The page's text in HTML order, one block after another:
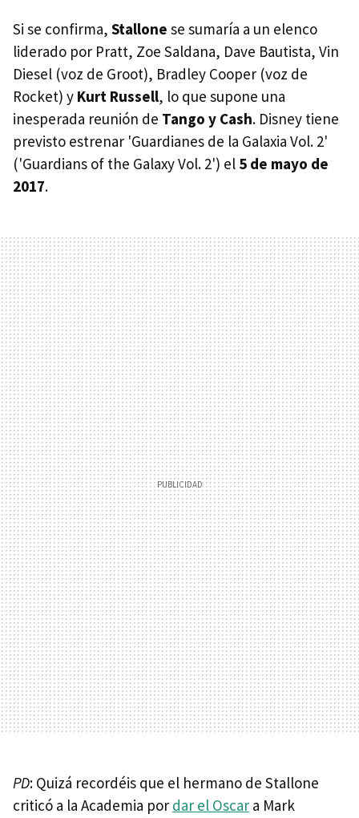
Si se confirma, Stallone se sumaría a un elenco
liderado por Pratt, Zoe Saldana, Dave Bautista, Vin
Diesel (voz de Groot), Bradley Cooper (voz de
Rocket) y Kurt Russell, lo que supone una
inesperada reunión de Tango y Cash. Disney tiene
previsto estrenar 'Guardianes de la Galaxia Vol. 2'
('Guardians of the Galaxy Vol. 2') el 5 de mayo de
2017.
PD: Quizá recordéis que el hermano de Stallone
criticó a la Academia por dar el Oscar a Mark